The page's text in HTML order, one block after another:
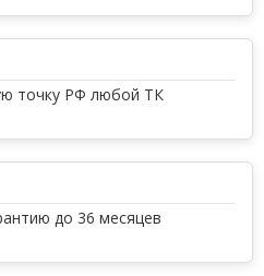
точку РФ любой ТК
до 36 месяцев